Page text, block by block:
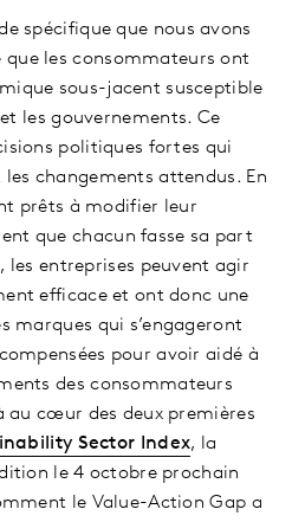
spécifique que nous avons
que les consommateurs ont
sous-jacent susceptible
les gouvernements. Ce
politiques fortes qui
changements attendus. En
prêts à modifier leur
que chacun fasse sa part
les entreprises peuvent agir
efficace et ont donc une
marques qui s’engageront
pour avoir aidé à
des consommateurs
au cœur des deux premières
Sector Index, la
le 4 octobre prochain
le Value-Action Gap a